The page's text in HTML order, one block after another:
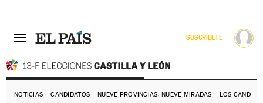
SUSCRÍBETE
NOTICIAS CANDIDATOS NUEVE PROVINCIAS, NUEVE MIRADAS LOS